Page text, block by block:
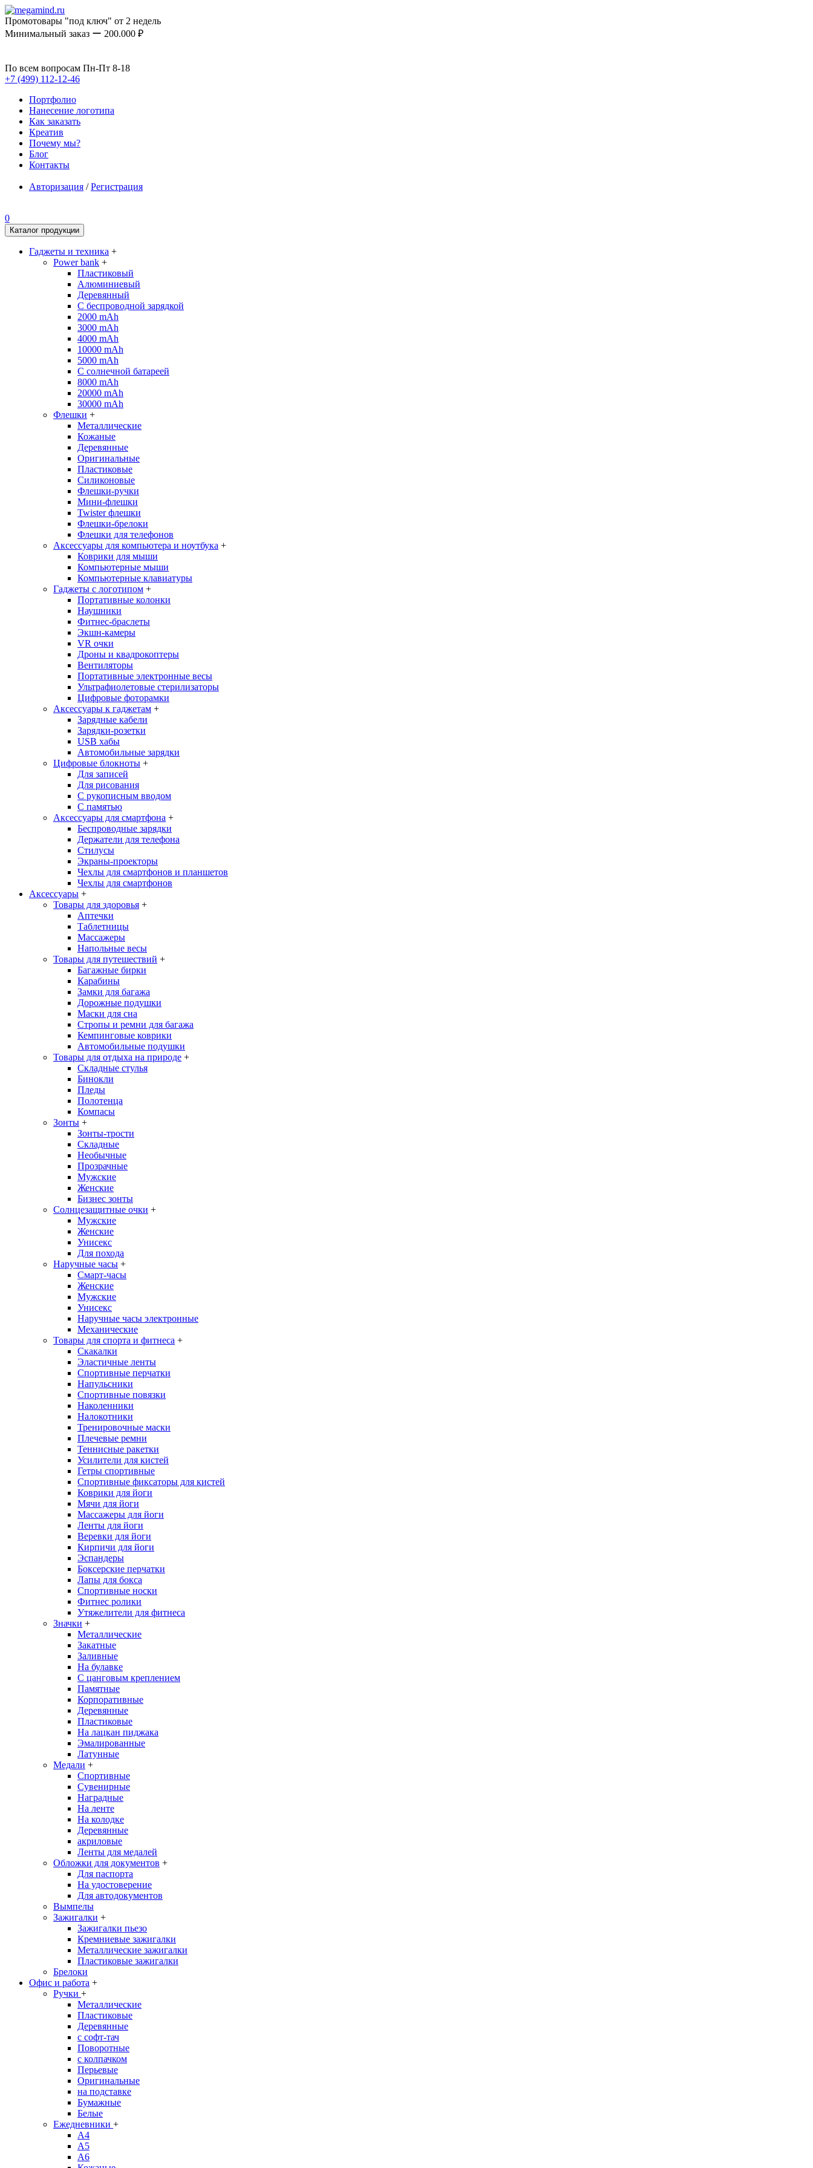
Промотовары "под ключ" от 2 недель
Минимальный заказ ー 200.000 ₽
По всем вопросам Пн-Пт 8-18
+7 (499) 112-12-46
Портфолио
Нанесение логотипа
Как заказать
Креатив
Почему мы?
Блог
Контакты
Авторизация /Регистрация
0
Каталог продукции
Гаджеты и техника +
Power bank +
Пластиковый
Алюминиевый
Деревянный
С беспроводной зарядкой
2000 mAh
3000 mAh
4000 mAh
10000 mAh
5000 mAh
С солнечной батареей
8000 mAh
20000 mAh
30000 mAh
Флешки +
Металлические
Кожаные
Деревянные
Оригинальные
Пластиковые
Силиконовые
Флешки-ручки
Мини-флешки
Twister флешки
Флешки-брелоки
Флешки для телефонов
Аксессуары для компьютера и ноутбука +
Коврики для мыши
Компьютерные мыши
Компьютерные клавиатуры
Гаджеты с логотипом +
Портативные колонки
Наушники
Фитнес-браслеты
Экшн-камеры
VR очки
Дроны и квадрокоптеры
Вентиляторы
Портативные электронные весы
Ультрафиолетовые стерилизаторы
Цифровые фоторамки
Аксессуары к гаджетам +
Зарядные кабели
Зарядки-розетки
USB хабы
Автомобильные зарядки
Цифровые блокноты +
Для записей
Для рисования
С рукописным вводом
С памятью
Аксессуары для смартфона +
Беспроводные зарядки
Держатели для телефона
Стилусы
Экраны-проекторы
Чехлы для смартфонов и планшетов
Чехлы для смартфонов
Аксессуары +
Товары для здоровья +
Аптечки
Таблетницы
Массажеры
Напольные весы
Товары для путешествий +
Багажные бирки
Карабины
Замки для багажа
Дорожные подушки
Маски для сна
Стропы и ремни для багажа
Кемпинговые коврики
Автомобильные подушки
Товары для отдыха на природе +
Складные стулья
Бинокли
Пледы
Полотенца
Компасы
Зонты +
Зонты-трости
Складные
Необычные
Прозрачные
Мужские
Женские
Бизнес зонты
Солнцезащитные очки +
Мужские
Женские
Унисекс
Для похода
Наручные часы +
Смарт-часы
Женские
Мужские
Унисекс
Наручные часы электронные
Механические
Товары для спорта и фитнеса +
Скакалки
Эластичные ленты
Спортивные перчатки
Напульсники
Спортивные повязки
Наколенники
Налокотники
Тренировочные маски
Плечевые ремни
Теннисные ракетки
Усилители для кистей
Гетры спортивные
Спортивные фиксаторы для кистей
Коврики для йоги
Мячи для йоги
Массажеры для йоги
Ленты для йоги
Веревки для йоги
Кирпичи для йоги
Эспандеры
Боксерские перчатки
Лапы для бокса
Спортивные носки
Фитнес ролики
Утяжелители для фитнеса
Значки +
Металлические
Закатные
Заливные
На булавке
С цанговым креплением
Памятные
Корпоративные
Деревянные
Пластиковые
На лацкан пиджака
Эмалированные
Латунные
Медали +
Спортивные
Сувенирные
Наградные
На ленте
На колодке
Деревянные
акриловые
Ленты для медалей
Обложки для документов +
Для паспорта
На удостоверение
Для автодокументов
Вымпелы
Зажигалки +
Зажигалки пьезо
Кремниевые зажигалки
Металлические зажигалки
Пластиковые зажигалки
Брелоки
Офис и работа +
Ручки +
Металлические
Пластиковые
Деревянные
с софт-тач
Поворотные
с колпачком
Перьевые
Оригинальные
на подставке
Бумажные
Белые
Ежедневники +
A4
A5
A6